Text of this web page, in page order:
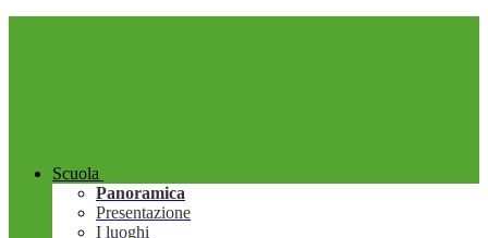
Scuola
Panoramica
Presentazione
I luoghi